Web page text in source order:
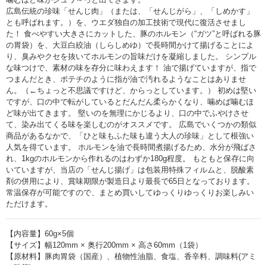
広島伝統の珍味「せんじ肉」（または、「せんじがら」、「しめかす」
とも呼ばれます。）を、ウエダ独自の加工技術で現代に復活させまし
た！ 食べやすい大きさにカットした、豚のホルモン（“ガツ”と呼ばれる豚
の胃袋）を、大豆白絞油（しらしめゆ）で長時間かけて揚げることによ
り、臭みやクセを抜いてホルモンの旨味だけを凝縮しました。 シンプル
な味つけで、素材の味を存分に味わえます！ 油で揚げていますが、指で
つまんだとき、ポテチのように指が油で汚れるようなことはありませ
ん。（←ちょっと不思議ですけど、からっとしています。） 初めは堅い
ですが、口の中で転がしているとだんだん柔らかくなり、噛めば噛むほ
ど味が出てきます。 堅いのを無理にかじるより、口の中でふやけさせ
て、染み出てくる味を楽しむのがオススメです。 広島でいくつかの類似
商品があるなかで、「ひと味もふた味も違う大人の珍味」として根強い
人気を得ています。 ホルモンを油で長時間煮揚げるため、水分が飛ばさ
れ、1kgのホルモンから作れるのはわずか180g程度。 もともと保存に向
いていますが、当店の「せんじ揚げ」は包装用特殊フィルムと、脱酸素
剤の併用により、賞味期限が製造日より最長で65日となっております。
常温保存が可能ですので、まとめ買いしてゆっくりゆっくりお楽しみい
ただけます。
【内容量】60g×5個
【サイズ】幅120mm × 奥行200mm × 高さ60mm（1袋）
【原材料】豚肉胃袋（国産）、植物性油脂、食塩、香辛料、調味料(アミ